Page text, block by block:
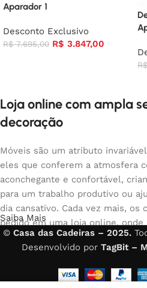
Aparador 1
Desconto Exclusivo
R$7.695,00 R$ 3.847,00
R$
Loja online com ampla
decoração
Móveis são um atributo
eles que conferem a atmosfera
aconchegante e confortável,
para um trabalho produtivo ou
dia cansativo. Cada vez mais,
pedido em uma loja online,
ao computador no seu tempo
foto e comprar com
loja online possui um amplo
para casa e escritório estão
Saiba Mais
© Casa das Cadeiras – 2025.
Desenvolvido por TagBit –